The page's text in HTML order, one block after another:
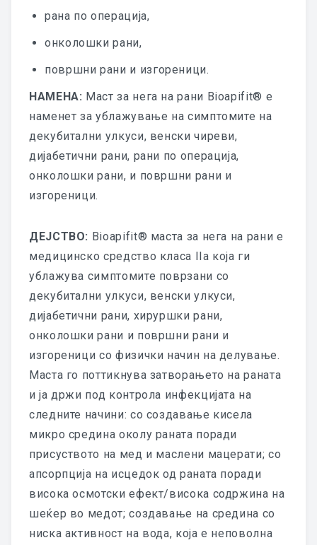
РЕЗУЛТАТИ
FITROLL
ДЕРМО КОЗМЕТИКА
TAMANU ARNICA
GEL THERAPY
GUNA PETFORMULA
КАТАЛОГ
PET LIVER FORMULA
PET KIDNEY FORMULA
PET IMUNO FORMULA
PET ENTERO FORMULA
рана по операција,
онколошки рани,
површни рани и изгореници.
НАМЕНА: Маст за нега на рани Bioapifit® е
наменет за ублажување на симптомите на
декубитални улкуси, венски чиреви,
дијабетични рани, рани по операција,
онколошки рани, и површни рани и
изгореници.
ДЕЈСТВО: Bioapifit® маста за нега на рани е
медицинско средство класа IIa која ги
ублажува симптомите поврзани со
декубитални улкуси, венски улкуси,
дијабетични рани, хируршки рани,
онколошки рани и површни рани и
изгореници со физички начин на делување.
Маста го поттикнува затворањето на раната
и ја држи под контрола инфекцијата на
следните начини: со создавање кисела
микро средина околу раната поради
присуството на мед и маслени мацерати; со
апсорпција на исцедок од раната поради
висока осмотски ефект/висока содржина на
шеќер во медот; создавање на средина со
ниска активност на вода, која е неповолна